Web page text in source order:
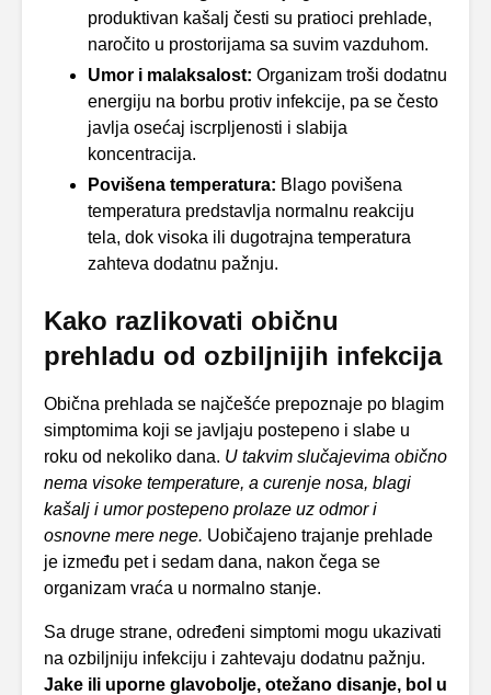
produktivan kašalj česti su pratioci prehlade,
naročito u prostorijama sa suvim vazduhom.
Umor i malaksalost: Organizam troši dodatnu
energiju na borbu protiv infekcije, pa se često
javlja osećaj iscrpljenosti i slabija
koncentracija.
Povišena temperatura: Blago povišena
temperatura predstavlja normalnu reakciju
tela, dok visoka ili dugotrajna temperatura
zahteva dodatnu pažnju.
Kako razlikovati običnu
prehladu od ozbiljnijih infekcija
Obična prehlada se najčešće prepoznaje po blagim
simptomima koji se javljaju postepeno i slabe u
roku od nekoliko dana. U takvim slučajevima obično
nema visoke temperature, a curenje nosa, blagi
kašalj i umor postepeno prolaze uz odmor i
osnovne mere nege. Uobičajeno trajanje prehlade
je između pet i sedam dana, nakon čega se
organizam vraća u normalno stanje.
Sa druge strane, određeni simptomi mogu ukazivati
na ozbiljniju infekciju i zahtevaju dodatnu pažnju.
Jake ili uporne glavobolje, otežano disanje, bol u